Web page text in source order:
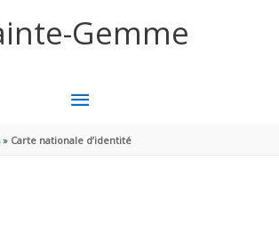
Gemme
MENU
PRINCIPAL
Carte nationale d’identité